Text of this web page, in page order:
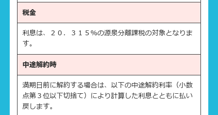
税金
利息は、２０．３１５％の源泉分離課税の対象となりま
す。
中途解約時
満期日前に解約する場合は、以下の中途解約利率（小数
点第３位以下切捨て）により計算した利息とともに払い
戻します。